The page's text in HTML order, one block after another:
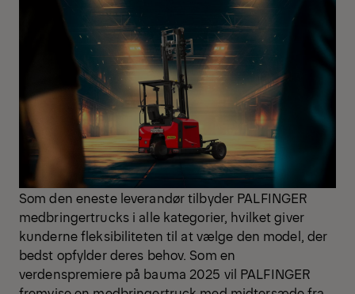
Som den eneste leverandør tilbyder PALFINGER
medbringertrucks i alle kategorier, hvilket giver
kunderne fleksibiliteten til at vælge den model, der
bedst opfylder deres behov. Som en
verdenspremiere på bauma 2025 vil PALFINGER